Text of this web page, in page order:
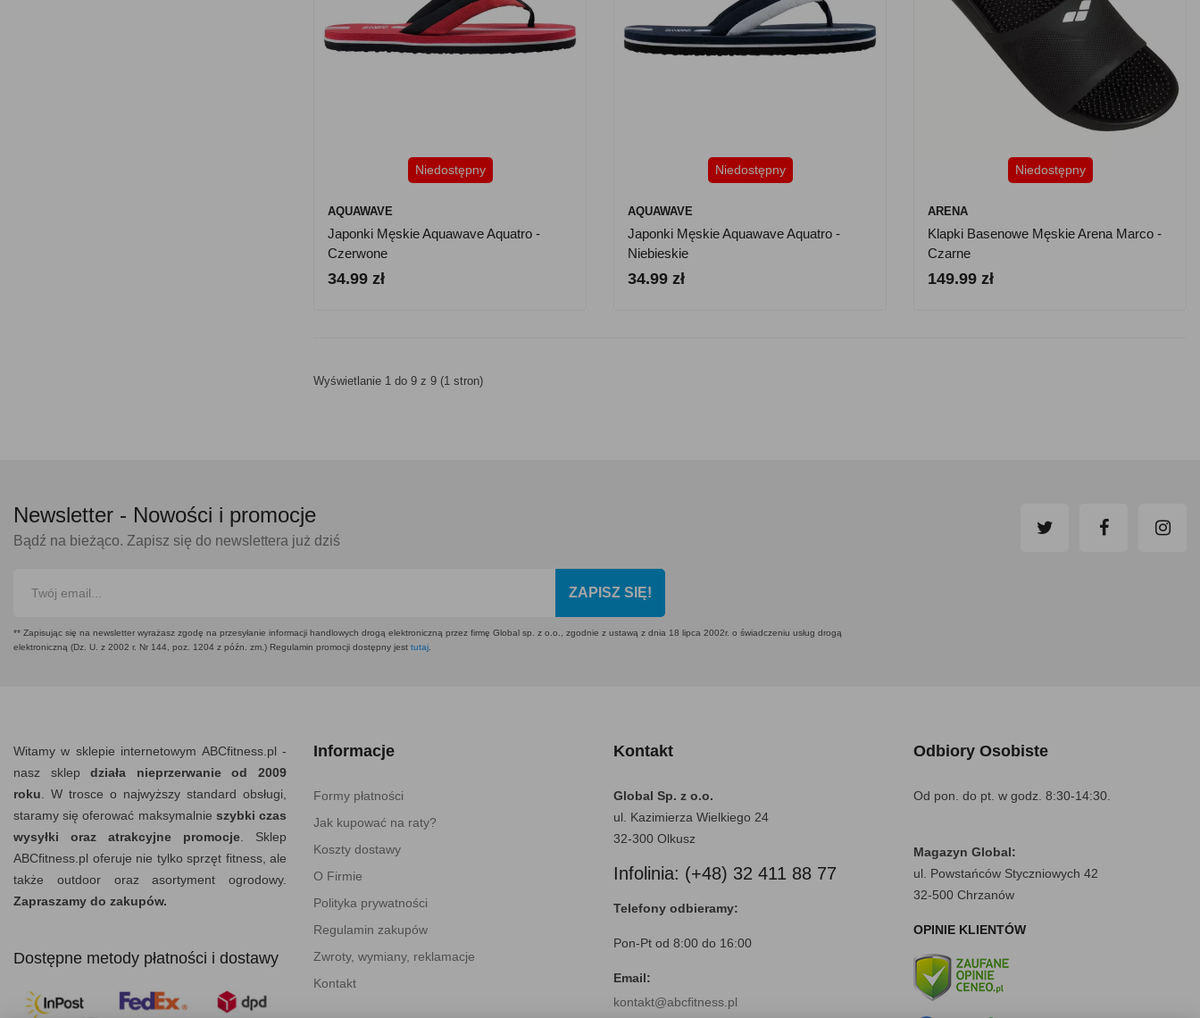
Niedostępny
AQUAWAVE
Japonki Męskie Aquawave Aquatro -
Czerwone
34.99 zł
Niedostępny
AQUAWAVE
Japonki Męskie Aquawave Aquatro -
Niebieskie
34.99 zł
Niedostępny
ARENA
Klapki Basenowe Męskie Arena Marco -
Czarne
149.99 zł
Wyświetlanie 1 do 9 z 9 (1 stron)
Newsletter - Nowości i promocje
Bądź na bieżąco. Zapisz się do newslettera już dziś
ZAPISZ SIĘ!
** Zapisując się na newsletter wyrażasz zgodę na przesyłanie informacji handlowych drogą elektroniczną przez firmę Global sp. z o.o., zgodnie z ustawą z dnia 18 lipca 2002r. o świadczeniu usług drogą
elektroniczną (Dz. U. z 2002 r. Nr 144, poz. 1204 z późn. zm.) Regulamin promocji dostępny jest tutaj
Witamy w sklepie internetowym ABCfitness.pl -
nasz sklepdziała nieprzerwanie od 2009
roku . W trosce o najwyższy standard obsługi,
staramy się oferować maksymalnie szybki czas
wysyłki oraz atrakcyjne promocje . Sklep
ABCfitness.pl oferuje nie tylko sprzęt fitness, ale
także outdoor oraz asortyment ogrodowy.
Zapraszamy do zakupów.
Dostępne metody płatności i dostawy
Informacje
Formy płatności
Jak kupować na raty?
Koszty dostawy
O Firmie
Polityka prywatności
Regulamin zakupów
Zwroty, wymiany, reklamacje
Kontakt
Kontakt
Global Sp. z o.o.
ul. Kazimierza Wielkiego 24
32-300 Olkusz
Infolinia: (+48) 32 411 88 77
Telefony odbieramy:
Pon-Pt od 8:00 do 16:00
Email:
kontakt@abcfitness.pl
Odbiory Osobiste
Od pon. do pt. w godz. 8:30-14:30.
Magazyn Global:
ul. Powstańców Styczniowych 42
32-500 Chrzanów
OPINIE KLIENTÓW